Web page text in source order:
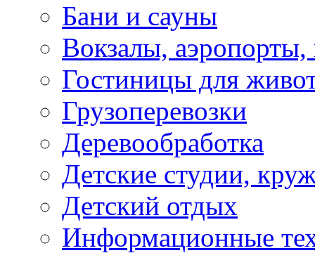
Бани и сауны
Вокзалы,
Гостиницы для
Грузоперевозки
Деревообработка
Детские студии,
Детский отдых
Информационные